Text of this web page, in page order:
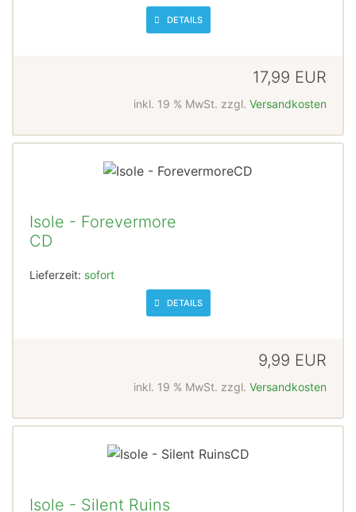
DETAILS
17,99 EUR
inkl. 19 % MwSt. zzgl. Versandkosten
Isole - Forevermore
CD
Lieferzeit: sofort
DETAILS
9,99 EUR
inkl. 19 % MwSt. zzgl. Versandkosten
Isole - Silent Ruins